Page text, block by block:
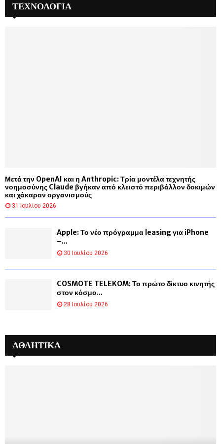
ΑΘΛΗΤΙΚΑ
ΤΕΧΝΟΛΟΓΙΑ
Μετά την OpenAI και η Anthropic: Τρία μοντέλα τεχνητής
νοημοσύνης Claude βγήκαν από κλειστό περιβάλλον δοκιμών
και χάκαραν οργανισμούς
31 Ιουλίου 2026
Apple: Το νέο πρόγραμμα leasing για iPhone
–...
30 Ιουλίου 2026
COSMOTE TELEKOM: Το πρώτο δίκτυο κινητής
στον κόσμο...
28 Ιουλίου 2026